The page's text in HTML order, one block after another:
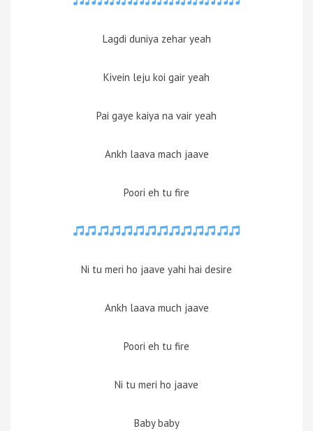
Lagdi duniya zehar yeah
Kivein leju koi gair yeah
Pai gaye kaiya na vair yeah
Ankh laava mach jaave
Poori eh tu fire
Ni tu meri ho jaave yahi hai desire
Ankh laava much jaave
Poori eh tu fire
Ni tu meri ho jaave
Baby baby